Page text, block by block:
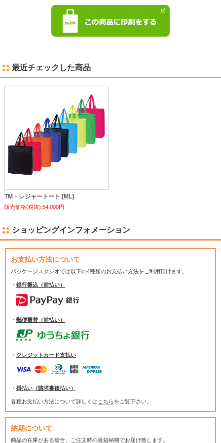
最近チェックした商品
TM・レジャートート [ML]
販売価格(税抜):54,000円
ショッピングインフォメーション
お支払い方法について
パッケージスタジオでは以下の4種類のお支払い方法をご利用頂けます。
・ 銀行振込（前払い）
・ 郵便振替（前払い）
・ クレジットカード支払い
・ 掛払い（請求書後払い）
各種お支払い方法について詳しくは こちらをご覧下さい。
納期について
商品の在庫がある場合、ご注文時の最短納期でお届け致します。